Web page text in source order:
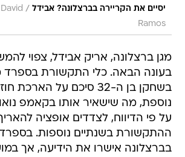
יסיים את הקריירה בברצלונה? אבידל /
Ramos
מגן ברצלונה, אריק אבידל, צפוי
בעונה הבאה. כלי התקשורת בספרד
בשחקן בן ה-32 סיכם על
על פי הדיווח, לצדדים אופציה
ההתקשורת בשנתיים נוספות. בספרד
בברצלונה אישרו את הידיעה, אך